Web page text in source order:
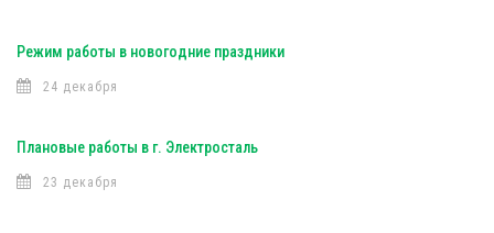
Режим работы в новогодние праздники
24 декабря
Плановые работы в г. Электросталь
23 декабря